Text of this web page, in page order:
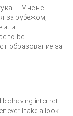
--- Мне не
за рубежом,
или
to-be-
образование за
be having internet
I take a look